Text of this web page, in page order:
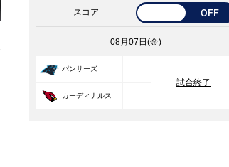
スコア OFF
08月07日(金)
パンサーズ
試合終了
カーディナルス